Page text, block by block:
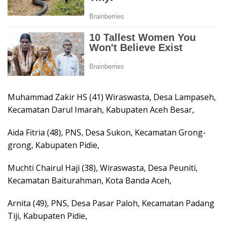
Muhammad Zakir HS (41) Wiraswasta, Desa Lampaseh,
Kecamatan Darul Imarah, Kabupaten Aceh Besar,
Aida Fitria (48), PNS, Desa Sukon, Kecamatan Grong-
grong, Kabupaten Pidie,
Muchti Chairul Haji (38), Wiraswasta, Desa Peuniti,
Kecamatan Baiturahman, Kota Banda Aceh,
Arnita (49), PNS, Desa Pasar Paloh, Kecamatan Padang
Tiji, Kabupaten Pidie,